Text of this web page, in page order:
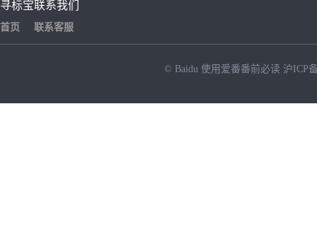
寻标宝
首页
联系我们
联系客服
© Baidu 使用爱番番前必读 沪ICP